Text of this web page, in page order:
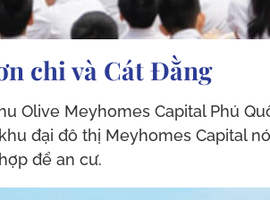
chi và Cát Đằng
Olive Meyhomes Capital Phú
đại đô thị Meyhomes Capital
để an cư.